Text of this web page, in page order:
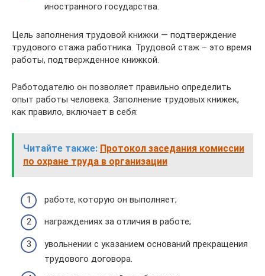
иностранного государства.
Цель заполнения трудовой книжки — подтверждение
трудового стажа работника. Трудовой стаж – это время
работы, подтвержденное книжкой.
Работодателю он позволяет правильно определить
опыт работы человека. Заполнение трудовых книжек,
как правило, включает в себя:
Читайте также: Протокол заседания комиссии
по охране труда в организации
работе, которую он выполняет;
награждениях за отличия в работе;
увольнении с указанием оснований прекращения
трудового договора.